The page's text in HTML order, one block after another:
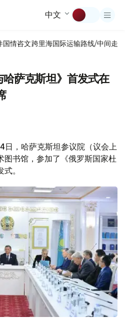
中文
国情咨文跨里海国际运输路线/中间走廊
哈萨克斯坦》首发式在
日，哈萨克斯坦参议院（议会上
图书馆，参加了《俄罗斯国家杜
。